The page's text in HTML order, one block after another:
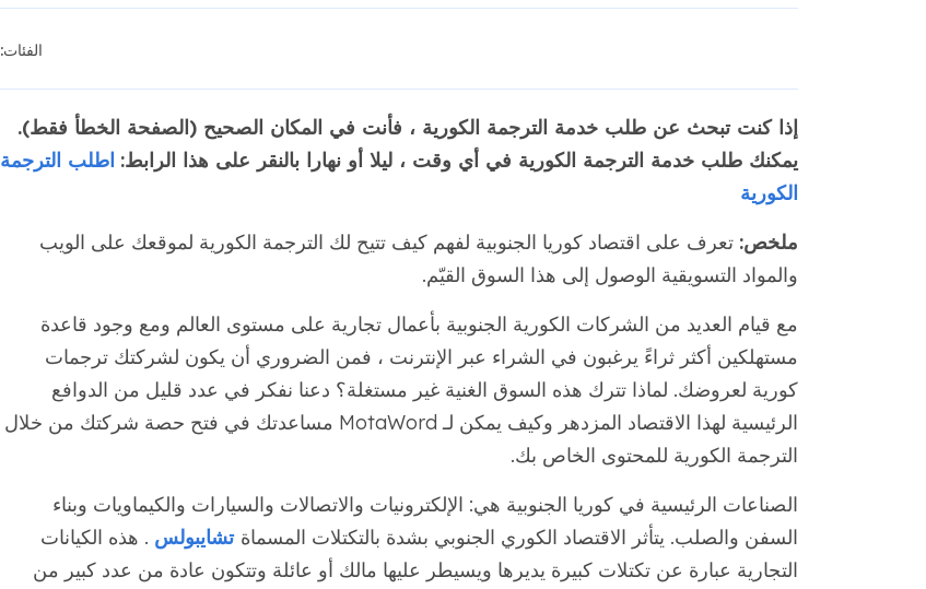
الفئات:
إذا كنت تبحث عن طلب خدمة الترجمة الكورية ، فأنت في المكان الصحيح (الصفحة الخطأ فقط).
يمكنك طلب خدمة الترجمة الكورية في أي وقت ، ليلا أو نهارا بالنقر على هذا الرابط: اطلب الترجمة
الكورية
ملخص: تعرف على اقتصاد كوريا الجنوبية لفهم كيف تتيح لك الترجمة الكورية لموقعك على الويب
والمواد التسويقية الوصول إلى هذا السوق القيّم.
مع قيام العديد من الشركات الكورية الجنوبية بأعمال تجارية على مستوى العالم ومع وجود قاعدة
مستهلكين أكثر ثراءً يرغبون في الشراء عبر الإنترنت ، فمن الضروري أن يكون لشركتك ترجمات
كورية لعروضك. لماذا تترك هذه السوق الغنية غير مستغلة؟ دعنا نفكر في عدد قليل من الدوافع
الرئيسية لهذا الاقتصاد المزدهر وكيف يمكن لـ MotaWord مساعدتك في فتح حصة شركتك من خلال
الترجمة الكورية للمحتوى الخاص بك.
الصناعات الرئيسية في كوريا الجنوبية هي: الإلكترونيات والاتصالات والسيارات والكيماويات وبناء
السفن والصلب. يتأثر الاقتصاد الكوري الجنوبي بشدة بالتكتلات المسماة تشايبولس . هذه الكيانات
التجارية عبارة عن تكتلات كبيرة يديرها ويسيطر عليها مالك أو عائلة وتتكون عادة من عدد كبير من